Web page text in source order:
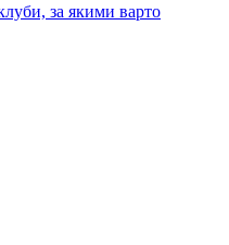
за якими варто